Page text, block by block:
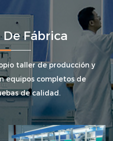
Fábrica
taller de producción y
equipos completos de
de calidad.